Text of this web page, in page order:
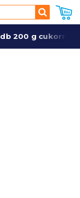
Keresés
200 g cukorral